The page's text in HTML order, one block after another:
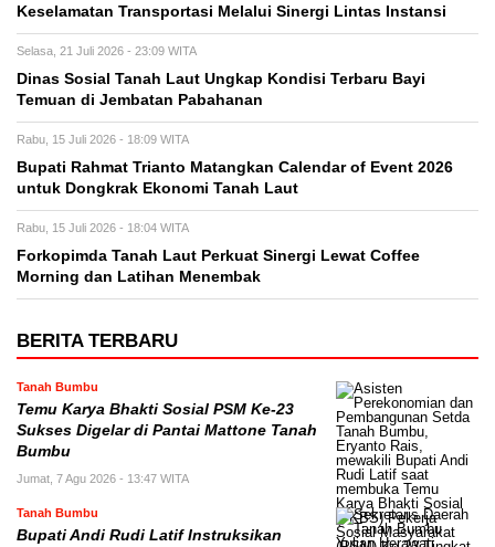
Keselamatan Transportasi Melalui Sinergi Lintas Instansi
Selasa, 21 Juli 2026 - 23:09 WITA
Dinas Sosial Tanah Laut Ungkap Kondisi Terbaru Bayi
Temuan di Jembatan Pabahanan
Rabu, 15 Juli 2026 - 18:09 WITA
Bupati Rahmat Trianto Matangkan Calendar of Event 2026
untuk Dongkrak Ekonomi Tanah Laut
Rabu, 15 Juli 2026 - 18:04 WITA
Forkopimda Tanah Laut Perkuat Sinergi Lewat Coffee
Morning dan Latihan Menembak
BERITA TERBARU
Tanah Bumbu
Temu Karya Bhakti Sosial PSM Ke-23
Sukses Digelar di Pantai Mattone Tanah
Bumbu
Jumat, 7 Agu 2026 - 13:47 WITA
Tanah Bumbu
Bupati Andi Rudi Latif Instruksikan